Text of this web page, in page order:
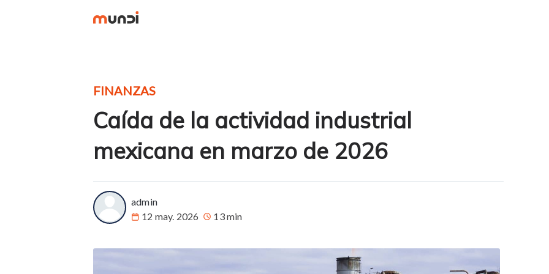
FINANZAS
Caída de la actividad industrial
mexicana en marzo de 2026
admin
12 may. 2026
13 min